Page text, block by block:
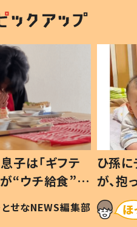
子は「ギフテ
“ウチ給食”を
は #令和の親
とせなNEWS編集部
ひ孫
が、
「涙が
い」